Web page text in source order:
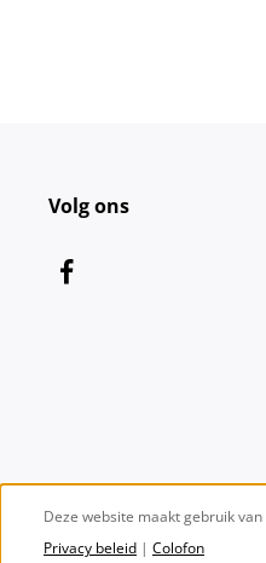
Volg ons
Deze website maakt gebruik
Privacy beleid | Colofon